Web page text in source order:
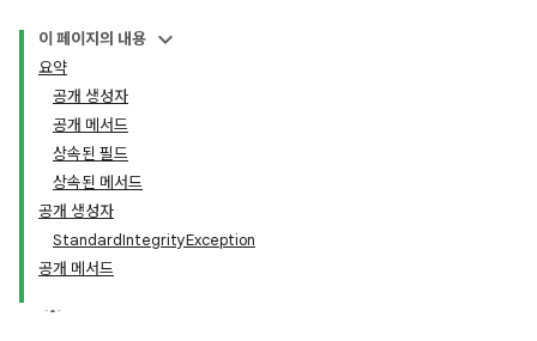
이 페이지의 내용
요약
공개 생성자
공개 메서드
상속된 필드
상속된 메서드
공개 생성자
StandardIntegrityException
공개 메서드